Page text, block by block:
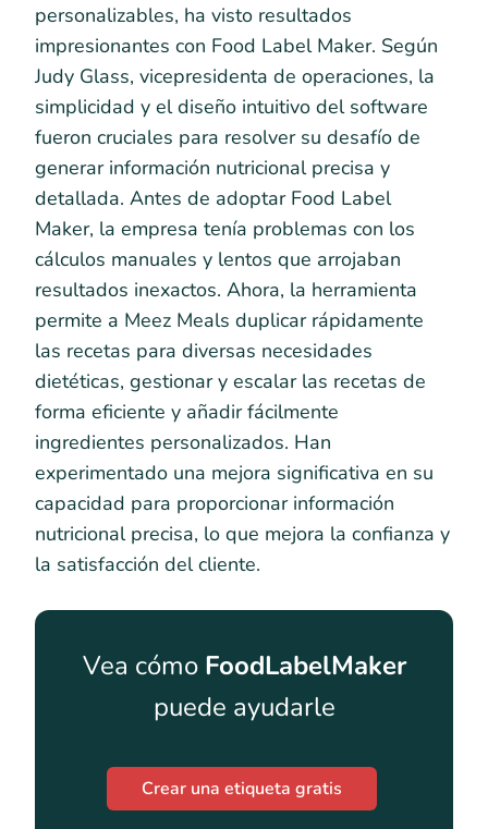
personalizables, ha visto resultados
impresionantes con Food Label Maker. Según
Judy Glass, vicepresidenta de operaciones, la
simplicidad y el diseño intuitivo del software
fueron cruciales para resolver su desafío de
generar información nutricional precisa y
detallada. Antes de adoptar Food Label
Maker, la empresa tenía problemas con los
cálculos manuales y lentos que arrojaban
resultados inexactos. Ahora, la herramienta
permite a Meez Meals duplicar rápidamente
las recetas para diversas necesidades
dietéticas, gestionar y escalar las recetas de
forma eficiente y añadir fácilmente
ingredientes personalizados. Han
experimentado una mejora significativa en su
capacidad para proporcionar información
nutricional precisa, lo que mejora la confianza y
la satisfacción del cliente.
Vea cómo FoodLabelMaker
puede ayudarle
Crear una etiqueta gratis